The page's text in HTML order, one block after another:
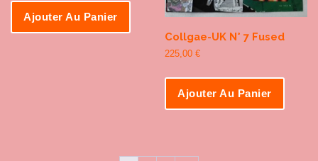
Ajouter Au Panier
Collgae-UK N° 7 Fused
225,00€
Ajouter Au Panier